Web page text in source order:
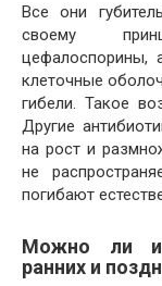
Все они
своему
цефалоспорины,
клеточные
гибели. Такое
Другие
на рост и
не
погибают
Можно ли
ранних и